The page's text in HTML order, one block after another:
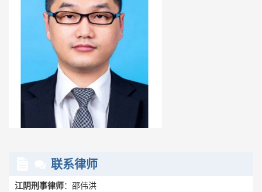
联系律师
江阴刑事律师：邵伟洪